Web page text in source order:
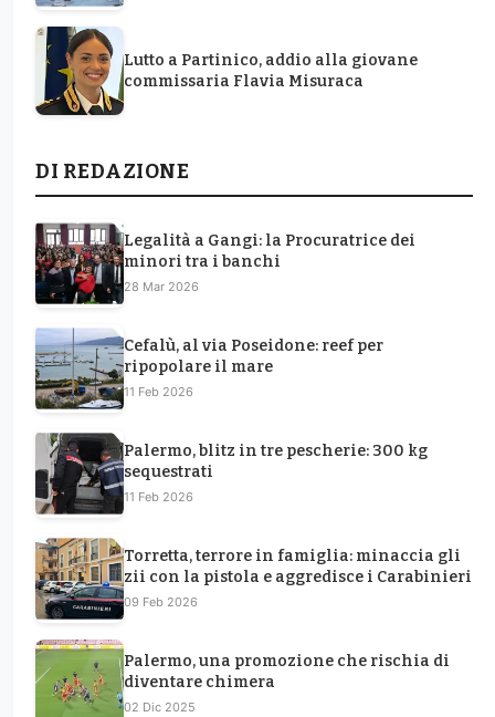
Lutto a Partinico, addio alla giovane
commissaria Flavia Misuraca
DI REDAZIONE
Legalità a Gangi: la Procuratrice dei
minori tra i banchi
28 Mar 2026
Cefalù, al via Poseidone: reef per
ripopolare il mare
11 Feb 2026
Palermo, blitz in tre pescherie: 300 kg
sequestrati
11 Feb 2026
Torretta, terrore in famiglia: minaccia gli
zii con la pistola e aggredisce i Carabinieri
09 Feb 2026
Palermo, una promozione che rischia di
diventare chimera
02 Dic 2025